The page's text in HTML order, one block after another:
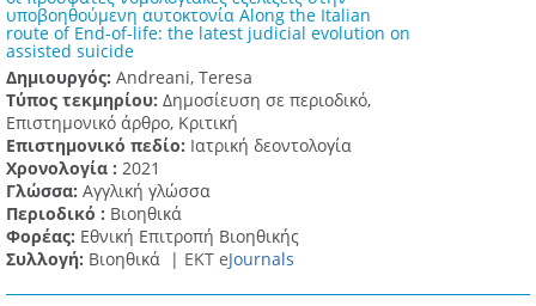
υποβοηθούμενη αυτοκτονία Along the Italian
route of End-of-life: the latest judicial evolution on
assisted suicide
Δημιουργός: Andreani, Teresa
Τύπος τεκμηρίου: Δημοσίευση σε περιοδικό,
Επιστημονικό άρθρο, Κριτική
Επιστημονικό πεδίο: Ιατρική δεοντολογία
Χρονολογία : 2021
Γλώσσα: Αγγλική γλώσσα
Περιοδικό : Βιοηθικά
Φορέας: Εθνική Επιτροπή Βιοηθικής
Συλλογή: Βιοηθικά | ΕΚΤ eJournals